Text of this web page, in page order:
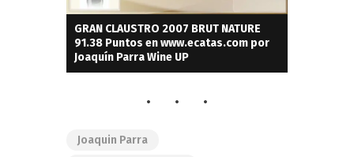
GRAN CLAUSTRO 2007 BRUT NATURE
91.38 Puntos en www.ecatas.com por
Joaquín Parra Wine UP
Joaquin Parra